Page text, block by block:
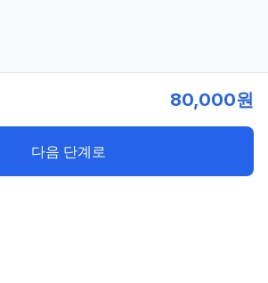
80,000원
다음 단계로